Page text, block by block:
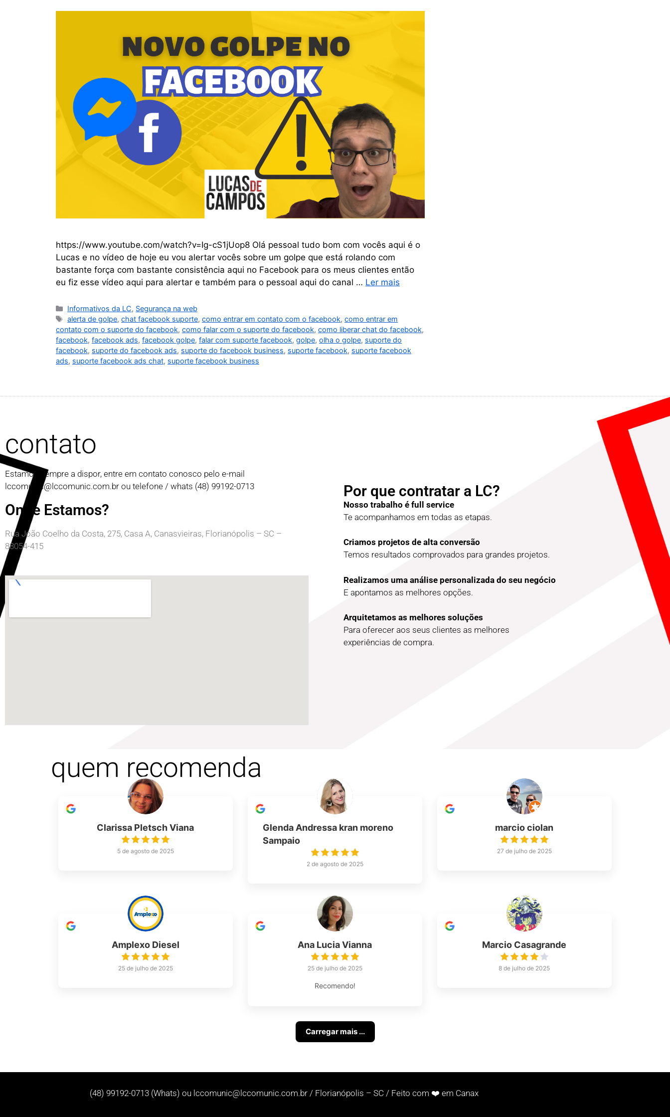
https://www.youtube.com/watch?v=Ig-cS1jUop8 Olá pessoal tudo bom com vocês aqui é o
Lucas e no vídeo de hoje eu vou alertar vocês sobre um golpe que está rolando com
bastante força com bastante consistência aqui no Facebook para os meus clientes então
eu fiz esse vídeo aqui para alertar e também para o pessoal aqui do canal … Ler mais
Informativos da LC, Segurança na web
alerta de golpe,chat facebook suporte,como entrar em contato com o facebook,como entrar em
contato com o suporte do facebook, como falar com o suporte do facebook, como liberar chat do facebook,
facebook, facebook ads, facebook golpe, falar com suporte facebook, golpe, olha o golpe, suporte do
facebook, suporte do facebook ads, suporte do facebook business, suporte facebook, suporte facebook
ads, suporte facebook ads chat, suporte facebook business
contato
Estamos sempre a dispor, entre em contato conosco pelo e-mail
lccomunic@lccomunic.com.br ou telefone / whats (48) 99192-0713
Onde Estamos?
Rua João Coelho da Costa, 275, Casa A, Canasvieiras, Florianópolis – SC –
88054-415
Por que contratar a LC?
Nosso trabalho é full service
Te acompanhamos em todas as etapas.
Criamos projetos de alta conversão
Temos resultados comprovados para grandes projetos.
Realizamos uma análise personalizada do seu negócio
E apontamos as melhores opções.
Arquitetamos as melhores soluções
Para oferecer aos seus clientes as melhores
experiências de compra.
quem recomenda
Clarissa Pletsch Viana
5 de agosto de 2025
Glenda Andressa kran moreno
Sampaio
2 de agosto de 2025
marcio ciolan
27 de julho de 2025
Amplexo Diesel
25 de julho de 2025
Ana Lucia Vianna
25 de julho de 2025
Recomendo!
Marcio Casagrande
8 de julho de 2025
Carregar mais ...
(48) 99192-0713 (Whats) ou lccomunic@lccomunic.com.br / Florianópolis – SC / Feito com ❤️ em Canax